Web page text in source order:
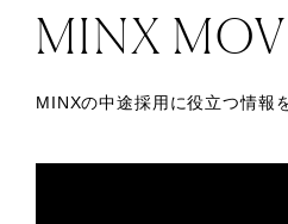
MINX
MINXの中途採用に役立つ情報